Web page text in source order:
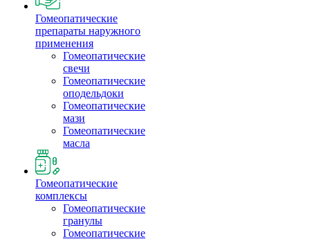
Гомеопатические
препараты наружного
применения
Гомеопатические
свечи
Гомеопатические
оподельдоки
Гомеопатические
мази
Гомеопатические
масла
Гомеопатические
комплексы
Гомеопатические
гранулы
Гомеопатические